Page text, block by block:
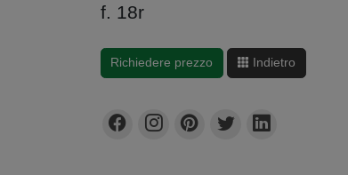
f. 18r
Richiedere prezzo Indietro